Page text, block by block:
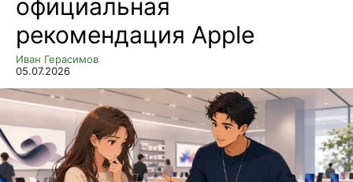
официальная
рекомендация Apple
Иван Герасимов
05.07.2026